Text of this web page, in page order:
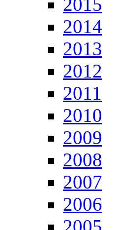
2014
2013
2012
2011
2010
2009
2008
2007
2006